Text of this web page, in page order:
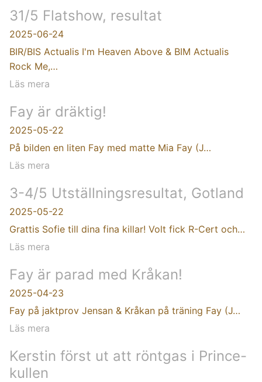
31/5 Flatshow, resultat
2025-06-24
BIR/BIS Actualis I'm Heaven Above & BIM Actualis
Rock Me,…
Läs mera
Fay är dräktig!
2025-05-22
På bilden en liten Fay med matte Mia Fay (J…
Läs mera
3-4/5 Utställningsresultat, Gotland
2025-05-22
Grattis Sofie till dina fina killar! Volt fick R-Cert och…
Läs mera
Fay är parad med Kråkan!
2025-04-23
Fay på jaktprov Jensan & Kråkan på träning Fay (J…
Läs mera
Kerstin först ut att röntgas i Prince-
kullen